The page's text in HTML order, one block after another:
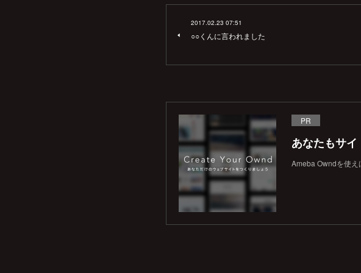
2017.02.23 07:51
○○くんに言われました
PR
あなたもサ
Ameba Owndを使え